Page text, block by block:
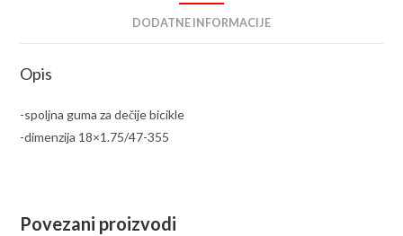
DODATNE INFORMACIJE
Opis
-spoljna guma za dečije bicikle
-dimenzija 18×1.75/47-355
Povezani proizvodi